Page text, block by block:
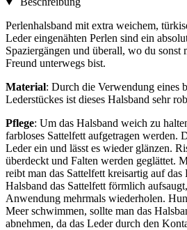
Perlenhalsband mit extra weichem,
Leder eingenähten Perlen sind ein
Spaziergängen und überall, wo du sonst
Freund unterwegs bist.
Material: Durch die Verwendung eines
Lederstückes ist dieses Halsband sehr
Pflege: Um das Halsband weich zu
farbloses Sattelfett aufgetragen werden.
Leder ein und lässt es wieder glänzen.
überdeckt und Falten werden geglättet.
reibt man das Sattelfett kreisartig auf das
Halsband das Sattelfett förmlich
Anwendung mehrmals wiederholen.
Meer schwimmen, sollte man das
abnehmen, da das Leder durch den